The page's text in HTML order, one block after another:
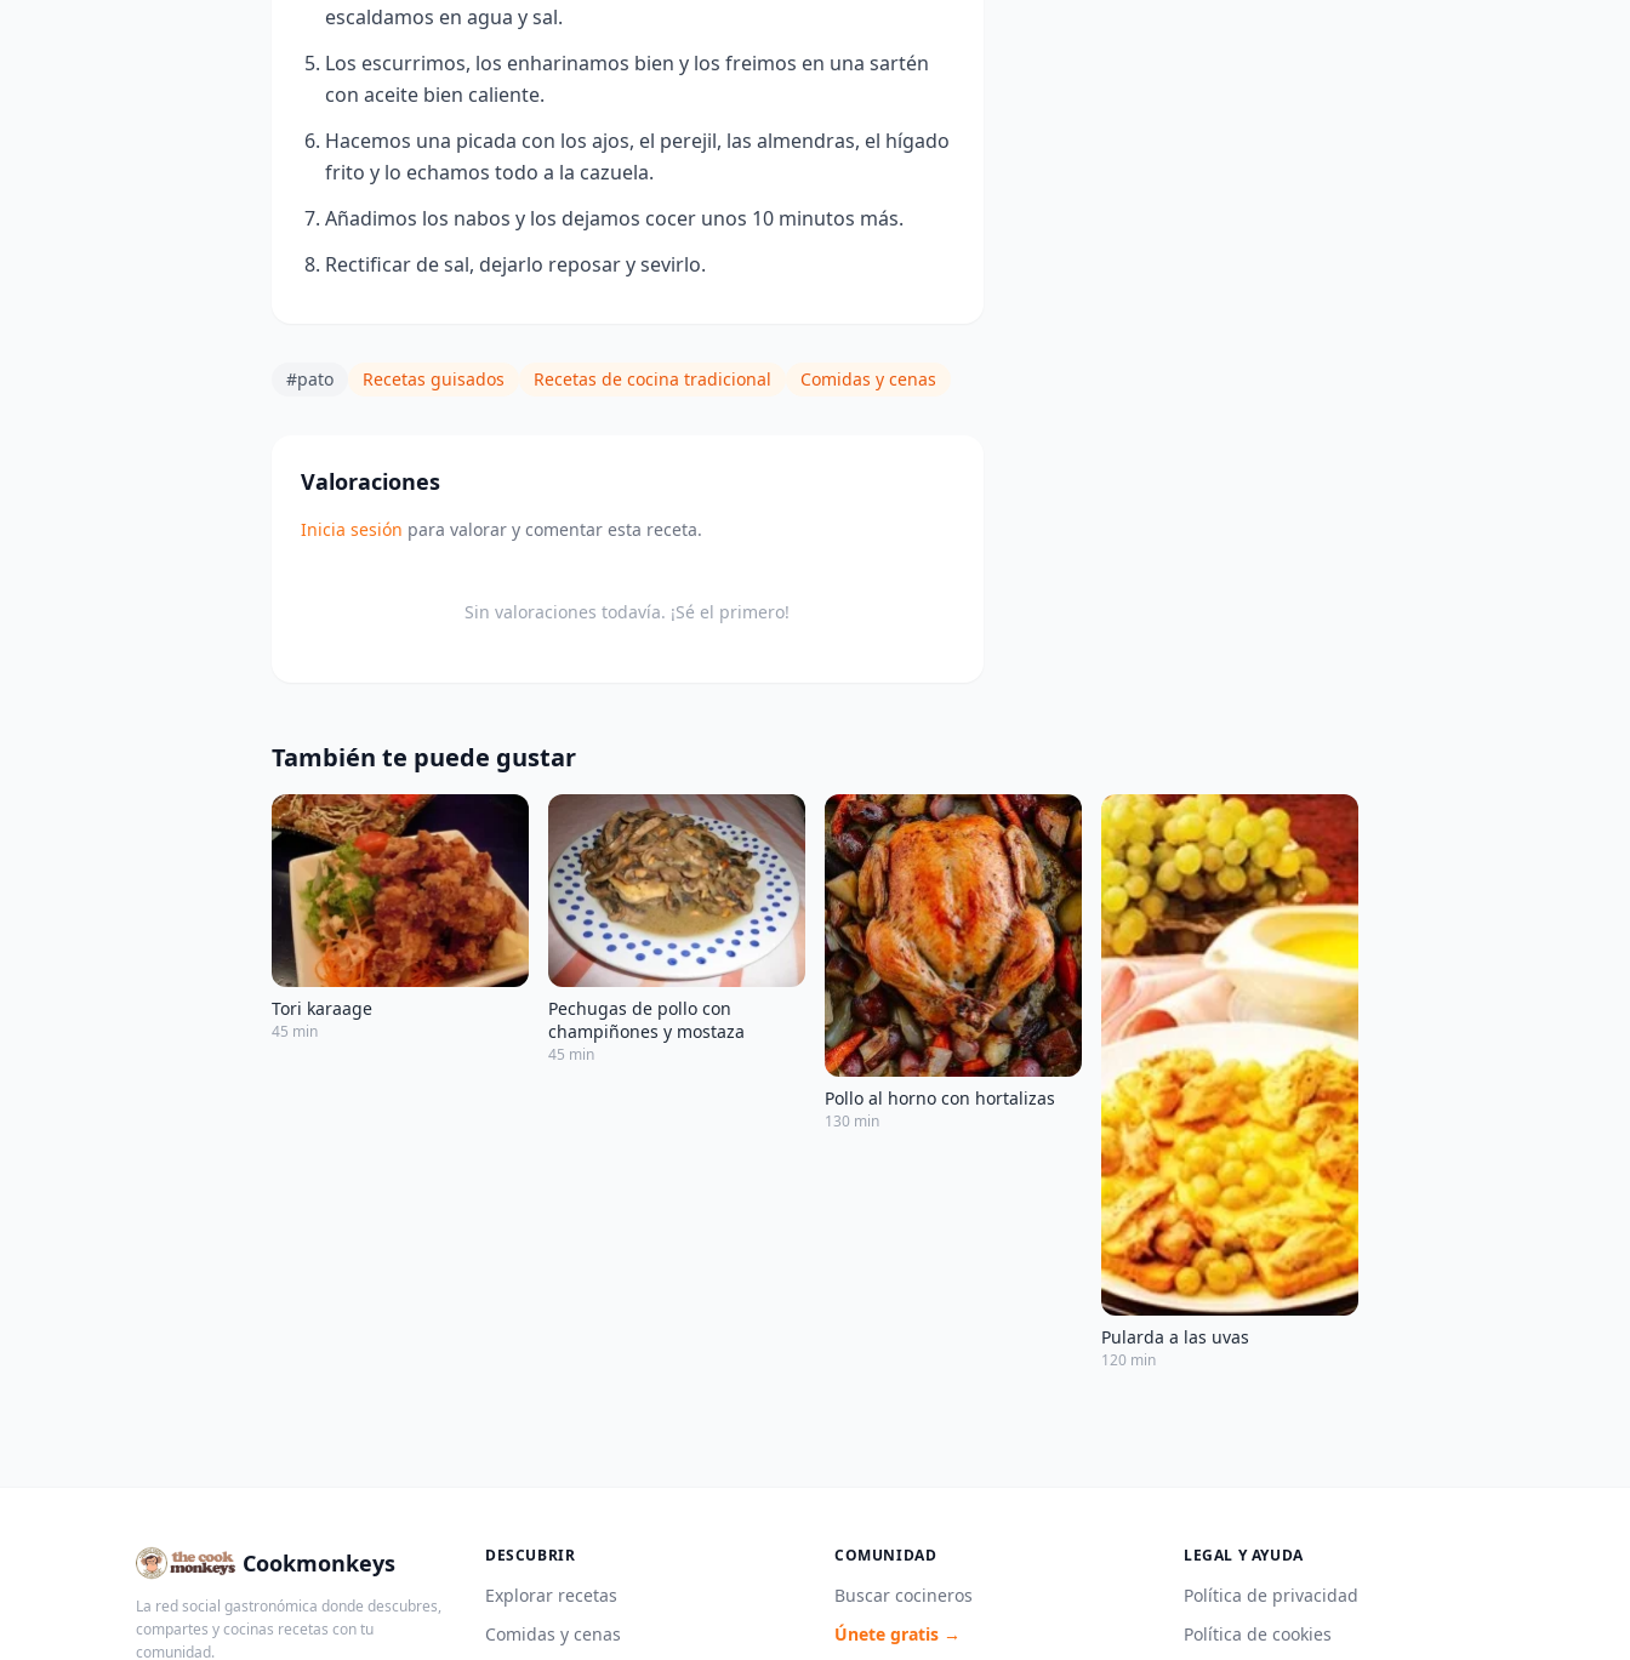
escaldamos en agua y sal.
Los escurrimos, los enharinamos bien y los freimos en una sartén
con aceite bien caliente.
Hacemos una picada con los ajos, el perejil, las almendras, el hígado
frito y lo echamos todo a la cazuela.
Añadimos los nabos y los dejamos cocer unos 10 minutos más.
Rectificar de sal, dejarlo reposar y sevirlo.
#pato Recetas guisados Recetas de cocina tradicional Comidas y cenas
Valoraciones
Inicia sesión para valorar y comentar esta receta.
Sin valoraciones todavía. ¡Sé el primero!
También te puede gustar
Tori karaage
45 min
Pechugas de pollo con
champiñones y mostaza
45 min
Pollo al horno con hortalizas
130 min
Pularda a las uvas
120 min
Cookmonkeys
La red social gastronómica donde descubres,
compartes y cocinas recetas con tu
comunidad.
DESCUBRIR
Explorar recetas
Comidas y cenas
COMUNIDAD
Buscar cocineros
Únete gratis →
LEGAL Y AYUDA
Política de privacidad
Política de cookies